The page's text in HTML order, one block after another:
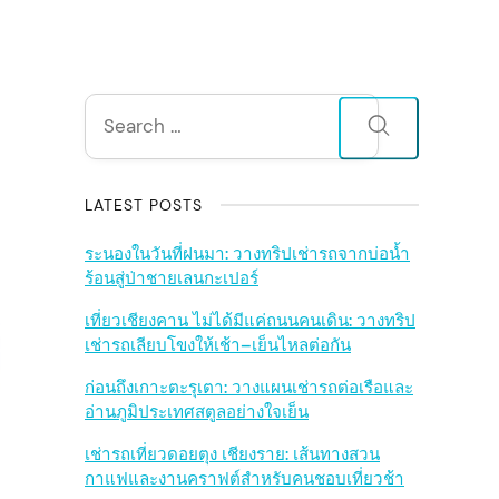
S
i
d
e
b
a
r
Search
for:
LATEST POSTS
ระนองในวันที่ฝนมา: วางทริปเช่ารถจากบ่อน้ำ
ร้อนสู่ป่าชายเลนกะเปอร์
เที่ยวเชียงคาน ไม่ได้มีแค่ถนนคนเดิน: วางทริป
เช่ารถเลียบโขงให้เช้า–เย็นไหลต่อกัน
ก่อนถึงเกาะตะรุเตา: วางแผนเช่ารถต่อเรือและ
อ่านภูมิประเทศสตูลอย่างใจเย็น
เช่ารถเที่ยวดอยตุง เชียงราย: เส้นทางสวน
กาแฟและงานคราฟต์สำหรับคนชอบเที่ยวช้า